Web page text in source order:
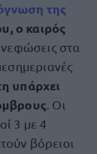
της
ο καιρός
στα
υπάρχει
. Οι
3 με 4
βόρειοι